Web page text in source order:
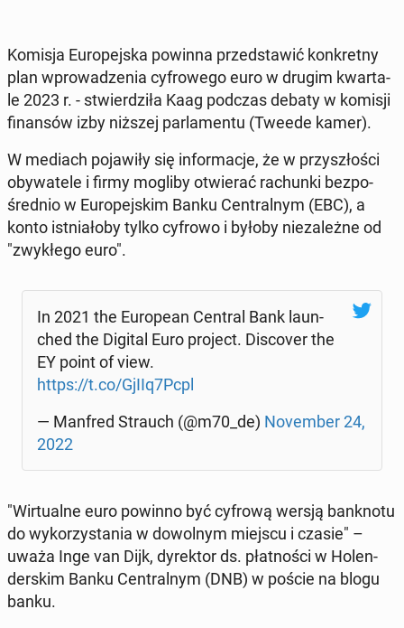
Komisja Eu­ro­pej­ska powinna przed­sta­wić kon­kret­ny
plan wpro­wa­dze­nia cy­fro­we­go euro w drugim kwar­ta­
le 2023 r. - stwier­dzi­ła Kaag podczas debaty w komisji
fi­nan­sów izby niższej par­la­men­tu (Tweede kamer).
W mediach po­ja­wi­ły się in­for­ma­cje, że w przy­szło­ści
oby­wa­te­le i firmy mogliby otwie­rać ra­chun­ki bez­po­
śred­nio w Eu­ro­pej­skim Banku Cen­tral­nym (EBC), a
konto ist­nia­ło­by tylko cyfrowo i byłoby nie­za­leż­ne od
"zwy­kłe­go euro".
In 2021 the Eu­ro­pe­an Central Bank laun­
ched the Digital Euro project. Di­sco­ver the
EY point of view.
https://t.co/GjIIq7Pcpl
— Manfred Strauch (@m70_de) No­vem­ber 24,
2022
"Wir­tu­al­ne euro powinno być cyfrową wersją bank­no­tu
do wy­ko­rzy­sta­nia w do­wol­nym miejscu i czasie" –
uważa Inge van Dijk, dy­rek­tor ds. płat­no­ści w Ho­len­
der­skim Banku Cen­tral­nym (DNB) w poście na blogu
banku.